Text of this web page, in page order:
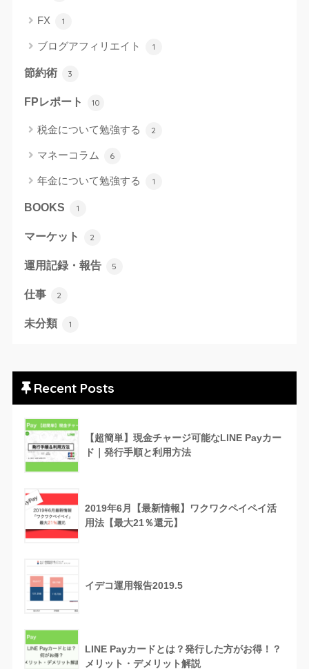
FX 1
ブログアフィリエイト 1
節約術 3
FPレポート 10
税金について勉強する 2
マネーコラム 6
年金について勉強する 1
BOOKS 1
マーケット 2
運用記録・報告 5
仕事 2
未分類 1
Recent Posts
【超簡単】現金チャージ可能なLINE Payカー
ド｜発行手順と利用方法
2019年6月【最新情報】ワクワクペイペイ活
用法【最大21％還元】
イデコ運用報告2019.5
LINE Payカードとは？発行した方がお得！？
メリット・デメリット解説